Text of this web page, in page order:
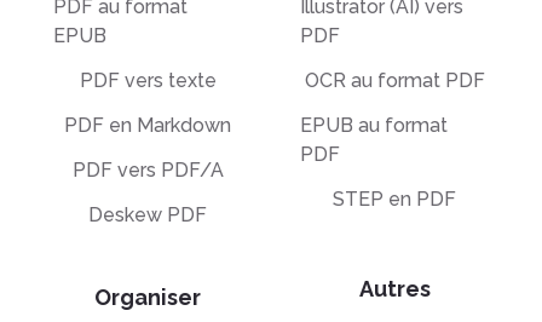
PDF au format
EPUB
PDF vers texte
PDF en Markdown
PDF vers PDF/A
Deskew PDF
Organiser
Illustrator (AI) vers
PDF
OCR au format PDF
EPUB au format
PDF
STEP en PDF
Autres